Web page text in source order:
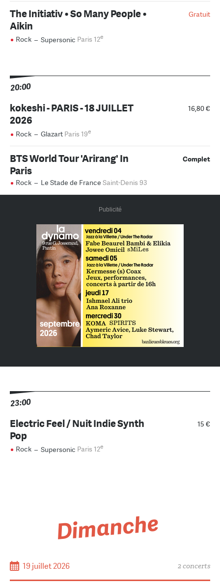
Gratuit
The Initiativ • So Many People •
Aikin
Rock – Supersonic Paris 12e
20:00
16,80 €
kokeshi - PARIS - 18 JUILLET
2026
Rock – Glazart Paris 19e
Complet
BTS World Tour 'Arirang' In
Paris
Rock – Le Stade de France Saint-Denis 93
Publicité
23:00
15 €
Electric Feel / Nuit Indie Synth
Pop
Rock – Supersonic Paris 12e
Dimanche
19 juillet 2026 2 concerts